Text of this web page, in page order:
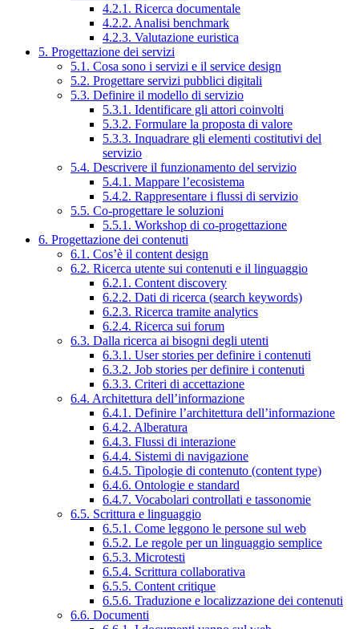
4.2.1. Ricerca documentale
4.2.2. Analisi benchmark
4.2.3. Valutazione euristica
5. Progettazione dei servizi
5.1. Cosa sono i servizi e il service design
5.2. Progettare servizi pubblici digitali
5.3. Definire il modello di servizio
5.3.1. Identificare gli attori coinvolti
5.3.2. Formulare la proposta di valore
5.3.3. Inquadrare gli elementi costitutivi del
servizio
5.4. Descrivere il funzionamento del servizio
5.4.1. Mappare l’ecosistema
5.4.2. Rappresentare i flussi di servizio
5.5. Co-progettare le soluzioni
5.5.1. Workshop di co-progettazione
6. Progettazione dei contenuti
6.1. Cos’è il content design
6.2. Ricerca utente sui contenuti e il linguaggio
6.2.1. Content discovery
6.2.2. Dati di ricerca (search keywords)
6.2.3. Ricerca tramite analytics
6.2.4. Ricerca sui forum
6.3. Dalla ricerca ai bisogni degli utenti
6.3.1. User stories per definire i contenuti
6.3.2. Job stories per definire i contenuti
6.3.3. Criteri di accettazione
6.4. Architettura dell’informazione
6.4.1. Definire l’architettura dell’informazione
6.4.2. Alberatura
6.4.3. Flussi di interazione
6.4.4. Sistemi di navigazione
6.4.5. Tipologie di contenuto (content type)
6.4.6. Ontologie e standard
6.4.7. Vocabolari controllati e tassonomie
6.5. Scrittura e linguaggio
6.5.1. Come leggono le persone sul web
6.5.2. Le regole per un linguaggio semplice
6.5.3. Microtesti
6.5.4. Scrittura collaborativa
6.5.5. Content critique
6.5.6. Traduzione e localizzazione dei contenuti
6.6. Documenti